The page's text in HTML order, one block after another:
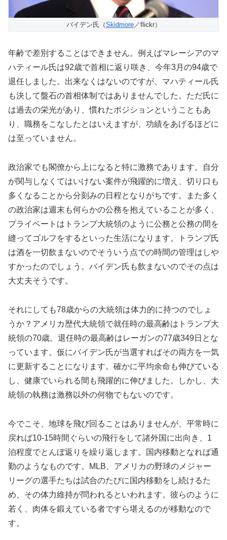
バイデン氏（Skidmore／flickr）
年齢で差別することはできません。例えばマレーシアのマ
ハティール氏は92歳で首相に返り咲き、今年3月の94歳で
退任しました。出来なくはないのですが、マハティール氏
も決して盤石の首相体制ではありませんでした。ただ氏に
は過去の栄光があり、慣れたポジションということもあ
り、職務をこなしたとはいえますが、功績をあげるほどに
は至っていません。
政治家でも閣僚から上になると特に激務であります。自分
が関与しなくてはいけない案件が飛躍的に増え、切り口も
多くなることから分刻みの日程となりがちです。また多く
の政治家は週末も何らかの公務を抱えていることが多く、
プライベートはトランプ大統領のように公務と公務の間を
縫ってゴルフをするといった生活になります。トランプ氏
は酒を一切飲まないのでそういう点での時間の管理はしや
すかったのでしょう。バイデン氏も飲まないのでその点は
大丈夫そうです。
それにしても78歳からの大統領は体力的に持つのでしょ
うか？アメリカ歴代大統領で就任時の最高齢はトランプ大
統領の70歳。退任時の最高齢はレーガンの77歳349日とな
っています。仮にバイデン氏が当選すればその両方を一気
に更新することになります。確かに平均余命も伸びている
し、健康でいられる間も飛躍的に伸びました。しかし、大
統領の執務は激務以外の何物でもないのです。
今でこそ、地球を飛び回ることはありませんが、平常時に
戻れば10-15時間ぐらいの飛行をして諸外国に出向き、1
泊程度でとんぼ返りを繰り返します。国内移動となれば通
勤のようなものです。MLB、アメリカの野球のメジャー
リーグの選手たちは試合のたびに国内移動をし続けるた
め、その体力維持が問われるといわれます。彼らのように
若く、肉体を鍛えている者ですら堪えるのが移動なので
す。